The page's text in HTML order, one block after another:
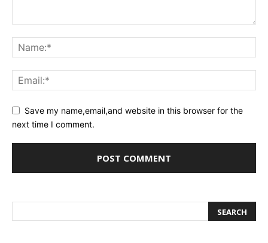
Save my name,email,and website in this browser for the
next time I comment.